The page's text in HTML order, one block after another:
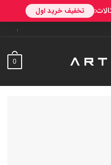
به آرتمن خوش آمدید.
0